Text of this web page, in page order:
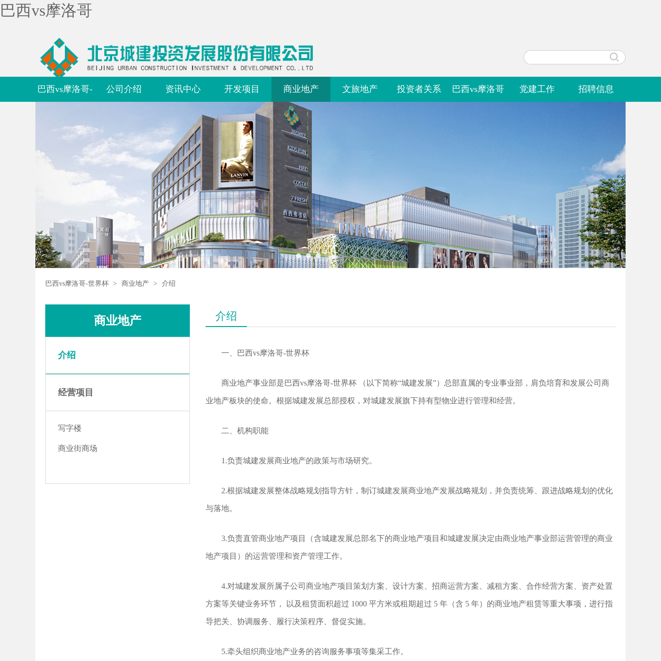
巴西vs摩洛哥
巴西vs摩洛哥- 公司介绍 资讯中心 开发项目 商业地产 文旅地产 投资者关系 巴西vs摩洛哥 党建工作 招聘信息
巴西vs摩洛哥-世界杯 > 商业地产 > 介绍
商业地产
介绍
经营项目
写字楼
商业街商场
介绍
一、巴西vs摩洛哥-世界杯
商业地产事业部是巴西vs摩洛哥-世界杯 （以下简称“城建发展”）总部直属的专业事业部，肩负培育和发展公司商
业地产板块的使命。根据城建发展总部授权，对城建发展旗下持有型物业进行管理和经营。
二、机构职能
1.负责城建发展商业地产的政策与市场研究。
2.根据城建发展整体战略规划指导方针，制订城建发展商业地产发展战略规划，并负责统筹、跟进战略规划的优化
与落地。
3.负责直管商业地产项目（含城建发展总部名下的商业地产项目和城建发展决定由商业地产事业部运营管理的商业
地产项目）的运营管理和资产管理工作。
4.对城建发展所属子公司商业地产项目策划方案、设计方案、招商运营方案、减租方案、合作经营方案、资产处置
方案等关键业务环节， 以及租赁面积超过 1000 平方米或租期超过 5 年（含 5 年）的商业地产租赁等重大事项，进行指
导把关、协调服务、履行决策程序、督促实施。
5.牵头组织商业地产业务的咨询服务事项等集采工作。